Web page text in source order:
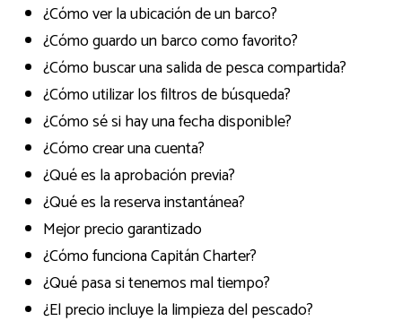
¿Cómo ver la ubicación de un barco?
¿Cómo guardo un barco como favorito?
¿Cómo buscar una salida de pesca compartida?
¿Cómo utilizar los filtros de búsqueda?
¿Cómo sé si hay una fecha disponible?
¿Cómo crear una cuenta?
¿Qué es la aprobación previa?
¿Qué es la reserva instantánea?
Mejor precio garantizado
¿Cómo funciona Capitán Charter?
¿Qué pasa si tenemos mal tiempo?
¿El precio incluye la limpieza del pescado?